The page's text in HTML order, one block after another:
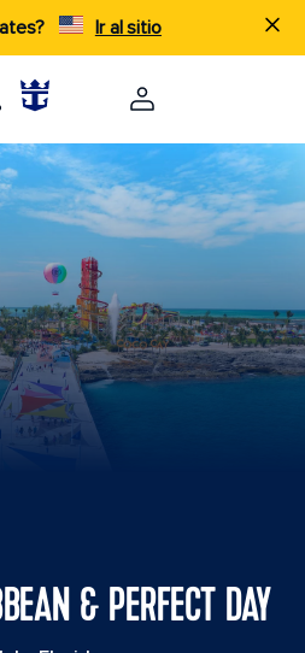
Ir al sitio
& PERFECT DAY